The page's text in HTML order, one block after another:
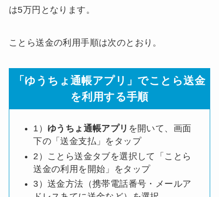
は5万円となります。
ことら送金の利用手順は次のとおり。
「ゆうちょ通帳アプリ」でことら送金
を利用する手順
1） ゆうちょ通帳アプリ を開いて、画面
下の「送金支払」をタップ
2）ことら送金タブを選択して「ことら
送金の利用を開始」をタップ
3）送金方法（携帯電話番号・メールア